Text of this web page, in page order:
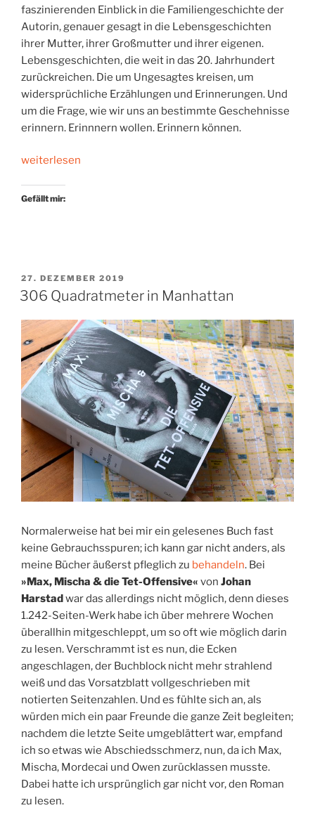
faszinierenden Einblick in die Familiengeschichte der
Autorin, genauer gesagt in die Lebensgeschichten
ihrer Mutter, ihrer Großmutter und ihrer eigenen.
Lebensgeschichten, die weit in das 20. Jahrhundert
zurückreichen. Die um Ungesagtes kreisen, um
widersprüchliche Erzählungen und Erinnerungen. Und
um die Frage, wie wir uns an bestimmte Geschehnisse
erinnern. Erinnnern wollen. Erinnern können.
„Die
der
weiterlesen
Gefällt mir:
VERÖFFENTLICHT
AM
27. DEZEMBER 2019
306 Quadratmeter in Manhattan
Normalerweise hat bei mir ein gelesenes Buch fast
keine Gebrauchsspuren; ich kann gar nicht anders, als
meine Bücher äußerst pfleglich zu behandeln. Bei
»Max, Mischa & die Tet-Offensive« von Johan
Harstadwar das allerdings nicht möglich, denn dieses
1.242-Seiten-Werk habe ich über mehrere Wochen
überallhin mitgeschleppt, um so oft wie möglich darin
zu lesen. Verschrammt ist es nun, die Ecken
angeschlagen, der Buchblock nicht mehr strahlend
weiß und das Vorsatzblatt vollgeschrieben mit
notierten Seitenzahlen. Und es fühlte sich an, als
würden mich ein paar Freunde die ganze Zeit begleiten;
nachdem die letzte Seite umgeblättert war, empfand
ich so etwas wie Abschiedsschmerz, nun, da ich Max,
Mischa, Mordecai und Owen zurücklassen musste.
Dabei hatte ich ursprünglich gar nicht vor, den Roman
zu lesen.